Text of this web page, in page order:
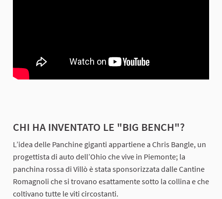
CHI HA INVENTATO LE "BIG BENCH"?
L’idea delle Panchine giganti appartiene a Chris Bangle, un
progettista di auto dell’Ohio che vive in Piemonte; la
panchina rossa di Villò è stata sponsorizzata dalle Cantine
Romagnoli che si trovano esattamente sotto la collina e che
coltivano tutte le viti circostanti.